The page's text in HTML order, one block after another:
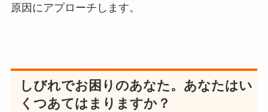
原因にアプローチします。
しびれでお困りのあなた。あなたはい
くつあてはまりますか？